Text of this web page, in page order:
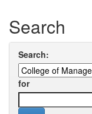
Search
Search:
for